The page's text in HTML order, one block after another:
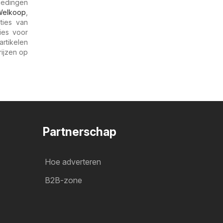
van
voor
op
Partnerschap
Hoe adverteren
B2B-zone